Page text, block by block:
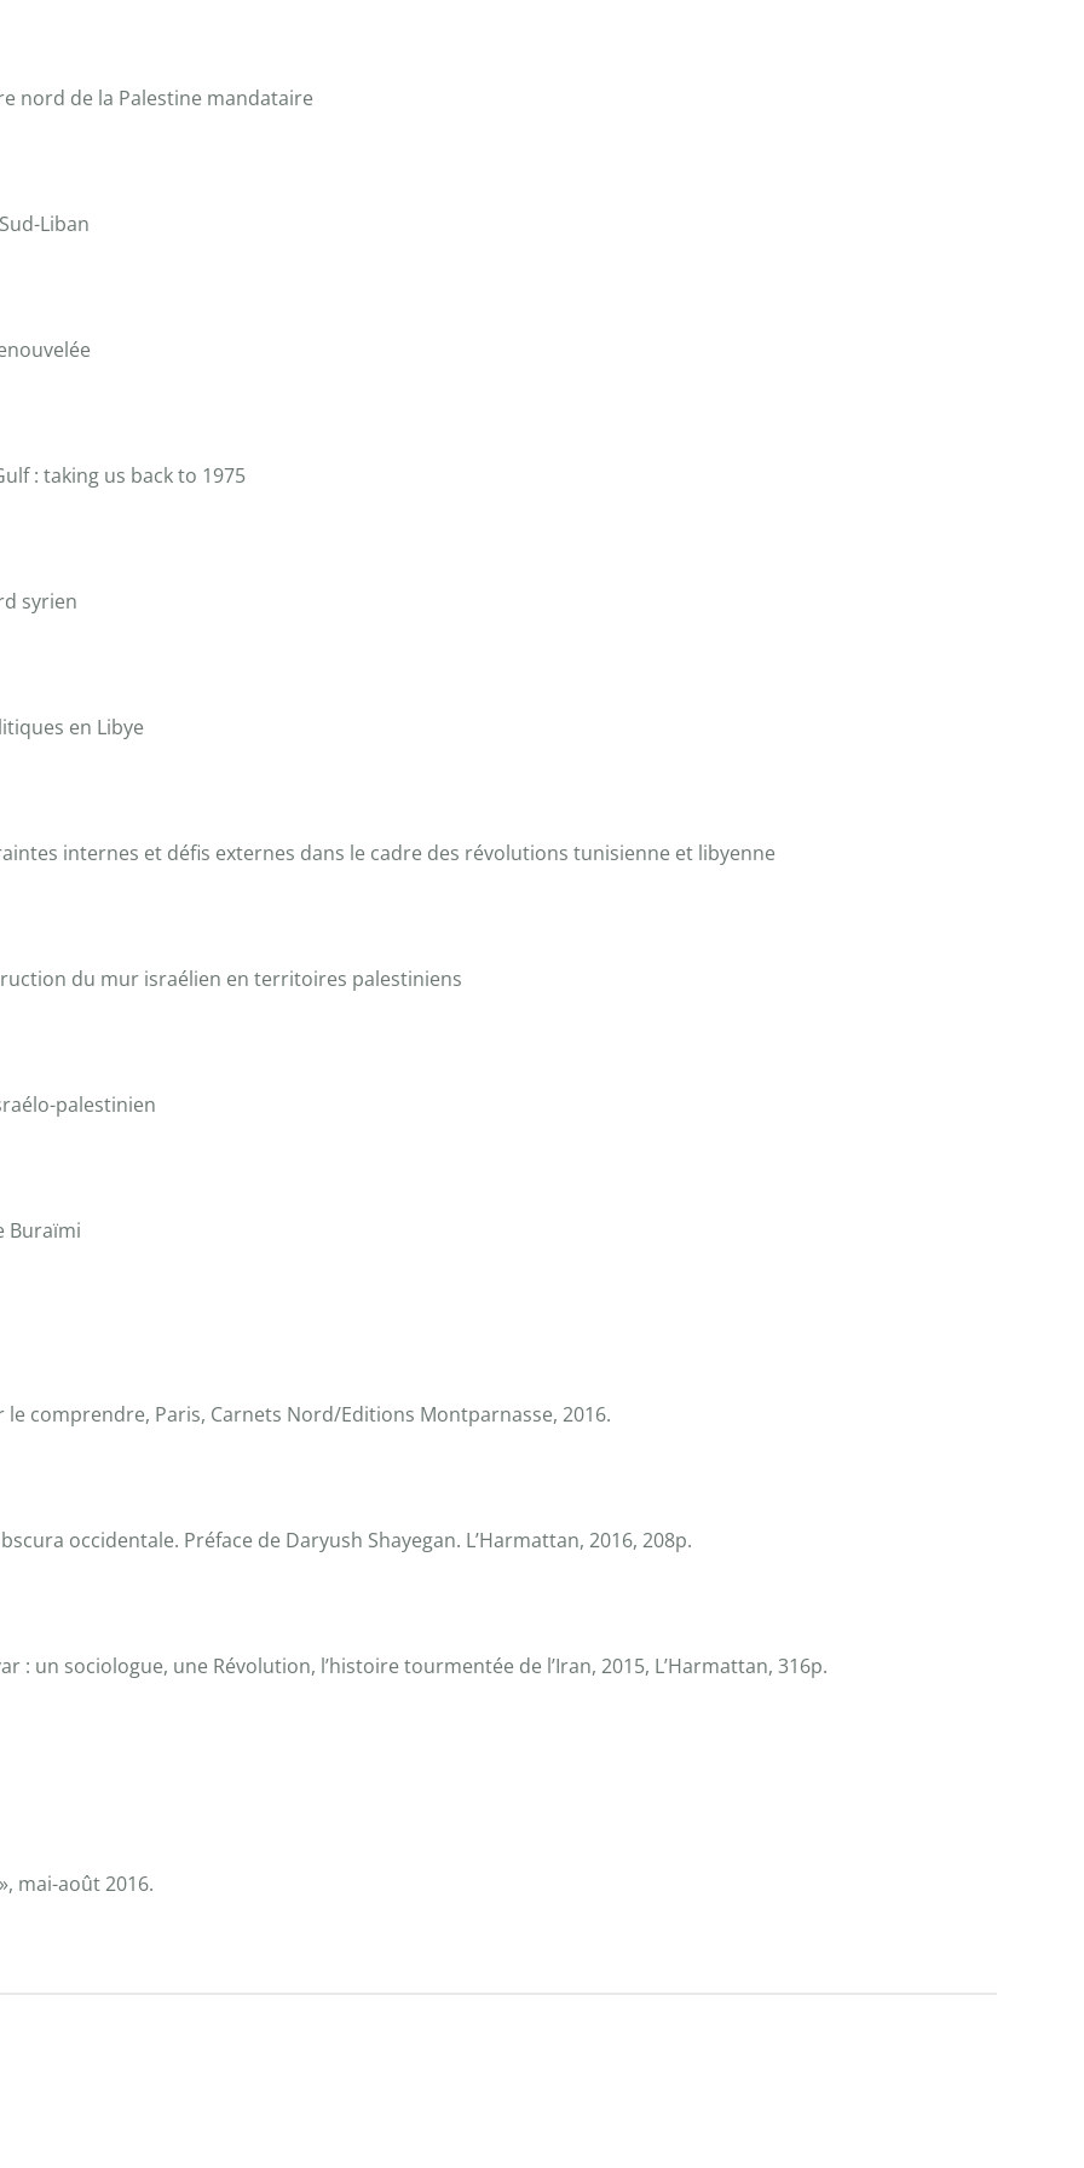
nord de la Palestine mandataire
Liban
: taking us back to 1975
syrien
en Libye
internes et défis externes dans le cadre des révolutions tunisienne et libyenne
du mur israélien en territoires palestiniens
palestinien
Buraïmi
comprendre, Paris, Carnets Nord/Editions Montparnasse, 2016.
occidentale. Préface de Daryush Shayegan. L’Harmattan, 2016, 208p.
: un sociologue, une Révolution, l’histoire tourmentée de l’Iran, 2015, L’Harmattan, 316p.
mai-août 2016.